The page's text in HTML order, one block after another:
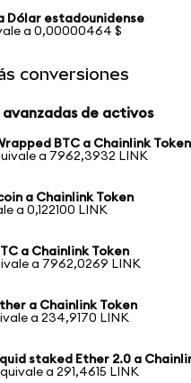
Dólar estadounidense
a 0,00000464 $
conversiones
avanzadas de activos
BTC a Chainlink Token
a 7962,3932 LINK
a Chainlink Token
a 0,122100 LINK
a Chainlink Token
a 7962,0269 LINK
a Chainlink Token
a 234,9170 LINK
staked Ether 2.0 a
a 291,4615 LINK